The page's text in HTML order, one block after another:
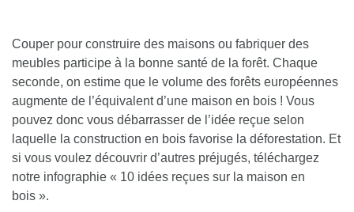
Couper pour construire des maisons ou fabriquer des
meubles participe à la bonne santé de la forêt. Chaque
seconde, on estime que le volume des forêts européennes
augmente de l’équivalent d’une maison en bois ! Vous
pouvez donc vous débarrasser de l’idée reçue selon
laquelle la construction en bois favorise la déforestation. Et
si vous voulez découvrir d’autres préjugés, téléchargez
notre infographie « 10 idées reçues sur la maison en
bois ».